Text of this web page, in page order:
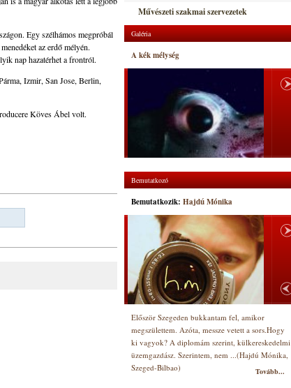
Egy szélhámos megpróbál
az erdő mélyén.
nap hazatérhet a frontról.
Izmir, San Jose, Berlin,
Köves Ábel volt.
Művészeti szakmai szervezetek
Galéria
A kék mélység
Bemutatkozó
Bemutatkozik: Hajdú Mónika
Először Szegeden bukkantam fel, amikor
megszülettem. Azóta, messze vetett a sors.Hogy
ki vagyok? A diplomám szerint, külkereskedelmi
üzemgazdász. Szerintem, nem ...(Hajdú Mónika,
Szeged-Bilbao)
Tovább...